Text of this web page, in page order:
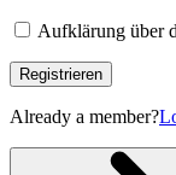
Aufklärung über
Registrieren
Already a member?